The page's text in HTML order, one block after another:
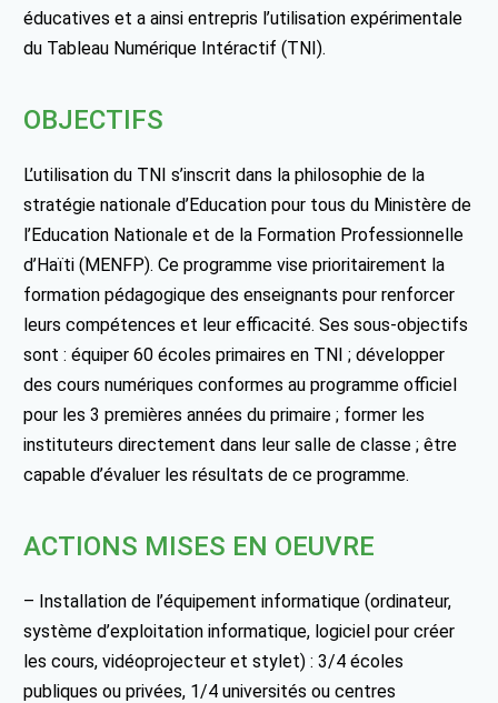
éducatives et a ainsi entrepris l’utilisation expérimentale
du Tableau Numérique Intéractif (TNI).
OBJECTIFS
L’utilisation du TNI s’inscrit dans la philosophie de la
stratégie nationale d’Education pour tous du Ministère de
l’Education Nationale et de la Formation Professionnelle
d’Haïti (MENFP). Ce programme vise prioritairement la
formation pédagogique des enseignants pour renforcer
leurs compétences et leur efficacité. Ses sous-objectifs
sont : équiper 60 écoles primaires en TNI ; développer
des cours numériques conformes au programme officiel
pour les 3 premières années du primaire ; former les
instituteurs directement dans leur salle de classe ; être
capable d’évaluer les résultats de ce programme.
ACTIONS MISES EN OEUVRE
– Installation de l’équipement informatique (ordinateur,
système d’exploitation informatique, logiciel pour créer
les cours, vidéoprojecteur et stylet) : 3/4 écoles
publiques ou privées, 1/4 universités ou centres